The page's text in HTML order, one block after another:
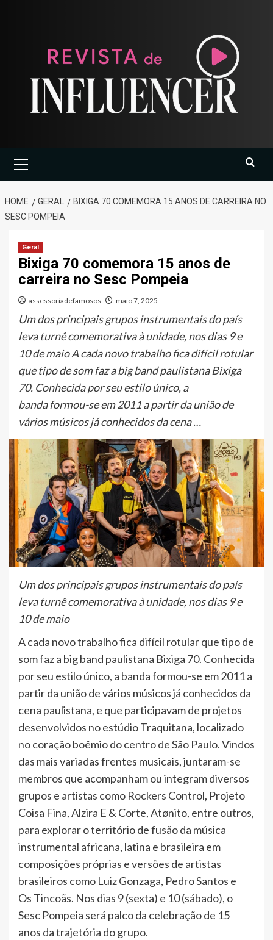
Menu
HOME GERAL
BIXIGA 70 COMEMORA 15 ANOS DE CARREIRA NO
SESC POMPEIA
Geral
Bixiga 70 comemora 15 anos de
carreira no Sesc Pompeia
assessoriadefamosos maio 7, 2025
Um dos principais grupos instrumentais do país
leva turnê comemorativa à unidade, nos dias 9 e
10 de maio A cada novo trabalho fica difícil rotular
que tipo de som faz a big band paulistana Bixiga
70. Conhecida por seu estilo único, a
banda formou-se em 2011 a partir da união de
vários músicos já conhecidos da cena …
Um dos principais grupos instrumentais do país
leva turnê comemorativa à unidade, nos dias 9 e
10 de maio
A cada novo trabalho fica difícil rotular que tipo de
som faz a big band paulistana Bixiga 70. Conhecida
por seu estilo único, a banda formou-se em 2011 a
partir da união de vários músicos já conhecidos da
cena paulistana, e que participavam de projetos
desenvolvidos no estúdio Traquitana, localizado
no coração boêmio do centro de São Paulo. Vindos
das mais variadas frentes musicais, juntaram-se
membros que acompanham ou integram diversos
grupos e artistas como Rockers Control, Projeto
Coisa Fina, Alzira E & Corte, Atønito, entre outros,
para explorar o território de fusão da música
instrumental africana, latina e brasileira em
composições próprias e versões de artistas
brasileiros como Luiz Gonzaga, Pedro Santos e
Os Tincoãs. Nos dias 9 (sexta) e 10 (sábado), o
Sesc Pompeia será palco da celebração de 15
anos da trajetória do grupo.